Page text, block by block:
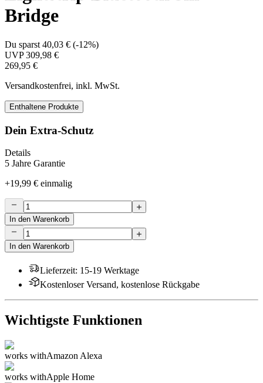
Bridge
Du sparst 40,03 € (-12%)
UVP309,98 €
269,95 €
Versandkostenfrei, inkl. MwSt.
Enthaltene Produkte
Dein Extra-Schutz
Details
5 Jahre Garantie
+19,99 € einmalig
In den Warenkorb
In den Warenkorb
Lieferzeit: 15-19 Werktage
Kostenloser Versand, kostenlose Rückgabe
Wichtigste Funktionen
works withAmazon Alexa
works withApple Home